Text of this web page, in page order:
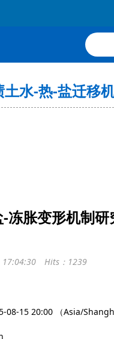
水-热-盐迁移
冻胀变形机制研
17:04:30 Hits：1239
08-15 20:00 （Asia/